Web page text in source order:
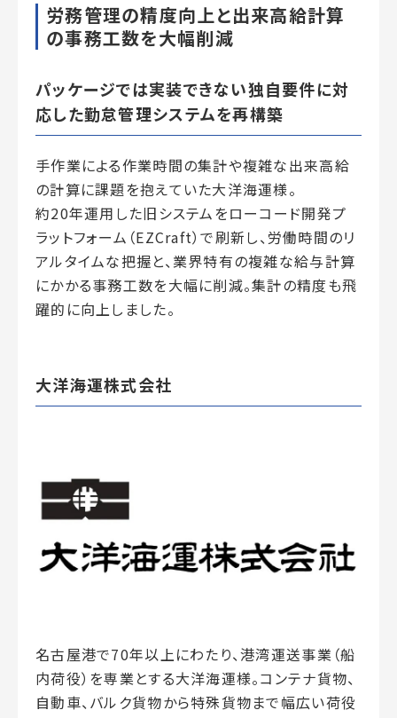
労務管理の精度向上と出来高給計算
の事務工数を大幅削減
パッケージでは実装できない独自要件に対
応した勤怠管理システムを再構築
手作業による作業時間の集計や複雑な出来高給
の計算に課題を抱えていた大洋海運様。
約20年運用した旧システムをローコード開発プ
ラットフォーム（EZCraft）で刷新し、労働時間のリ
アルタイムな把握と、業界特有の複雑な給与計算
にかかる事務工数を大幅に削減。集計の精度も飛
躍的に向上しました。
大洋海運株式会社
名古屋港で70年以上にわたり、港湾運送事業（船
内荷役）を専業とする大洋海運様。コンテナ貨物、
自動車、バルク貨物から特殊貨物まで幅広い荷役